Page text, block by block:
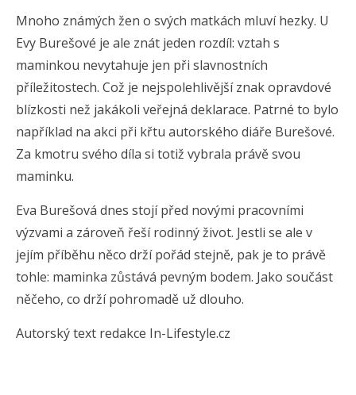
Mnoho známých žen o svých matkách mluví hezky. U
Evy Burešové je ale znát jeden rozdíl: vztah s
maminkou nevytahuje jen při slavnostních
příležitostech. Což je nejspolehlivější znak opravdové
blízkosti než jakákoli veřejná deklarace. Patrné to bylo
například na akci při křtu autorského diáře Burešové.
Za kmotru svého díla si totiž vybrala právě svou
maminku.
Eva Burešová dnes stojí před novými pracovními
výzvami a zároveň řeší rodinný život. Jestli se ale v
jejím příběhu něco drží pořád stejně, pak je to právě
tohle: maminka zůstává pevným bodem. Jako součást
něčeho, co drží pohromadě už dlouho.
Autorský text redakce In-Lifestyle.cz